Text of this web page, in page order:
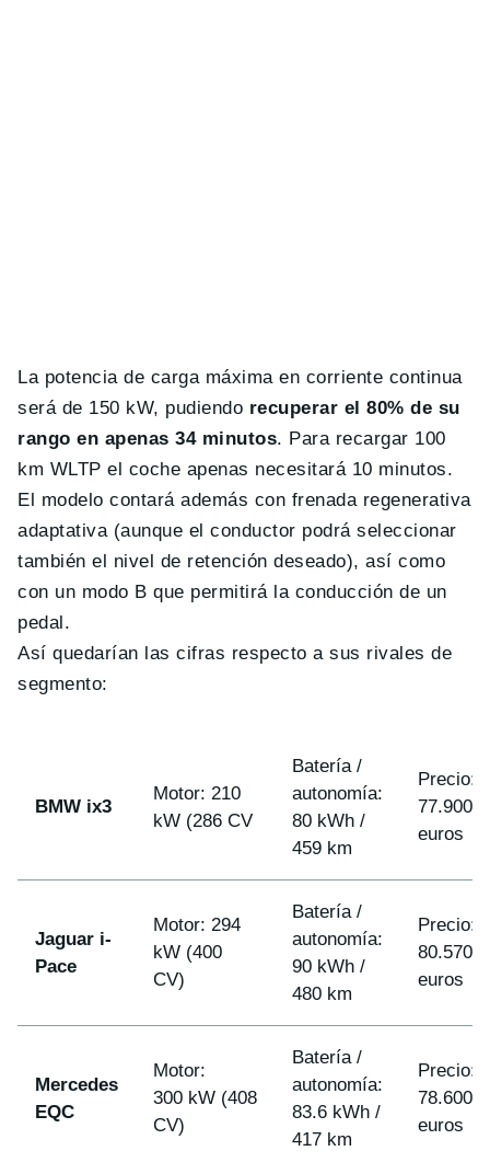
La potencia de carga máxima en corriente continua
será de 150 kW, pudiendo recuperar el 80% de su
rango en apenas 34 minutos. Para recargar 100
km WLTP el coche apenas necesitará 10 minutos.
El modelo contará además con frenada regenerativa
adaptativa (aunque el conductor podrá seleccionar
también el nivel de retención deseado), así como
con un modo B que permitirá la conducción de un
pedal.
Así quedarían las cifras respecto a sus rivales de
segmento:
BMW ix3
Motor: 210
kW (286 CV
Batería /
autonomía:
80 kWh /
459 km
Precio:
77.900
euros
Jaguar i-
Pace
Motor: 294
kW (400
CV)
Batería /
autonomía:
90 kWh /
480 km
Precio:
80.570
euros
Mercedes
EQC
Motor:
300 kW (408
CV)
Batería /
autonomía:
83.6 kWh /
417 km
Precio:
78.600
euros